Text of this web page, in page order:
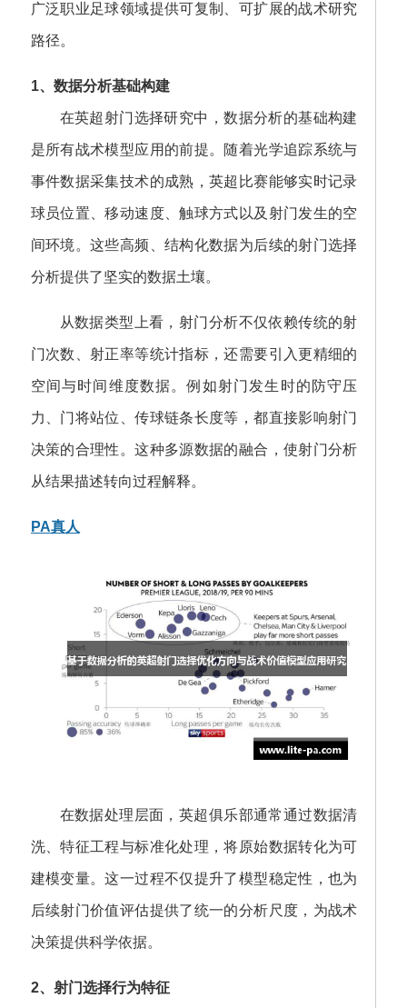
广泛职业足球领域提供可复制、可扩展的战术研究
路径。
1、数据分析基础构建
在英超射门选择研究中，数据分析的基础构建
是所有战术模型应用的前提。随着光学追踪系统与
事件数据采集技术的成熟，英超比赛能够实时记录
球员位置、移动速度、触球方式以及射门发生的空
间环境。这些高频、结构化数据为后续的射门选择
分析提供了坚实的数据土壤。
从数据类型上看，射门分析不仅依赖传统的射
门次数、射正率等统计指标，还需要引入更精细的
空间与时间维度数据。例如射门发生时的防守压
力、门将站位、传球链条长度等，都直接影响射门
决策的合理性。这种多源数据的融合，使射门分析
从结果描述转向过程解释。
PA真人
在数据处理层面，英超俱乐部通常通过数据清
洗、特征工程与标准化处理，将原始数据转化为可
建模变量。这一过程不仅提升了模型稳定性，也为
后续射门价值评估提供了统一的分析尺度，为战术
决策提供科学依据。
2、射门选择行为特征